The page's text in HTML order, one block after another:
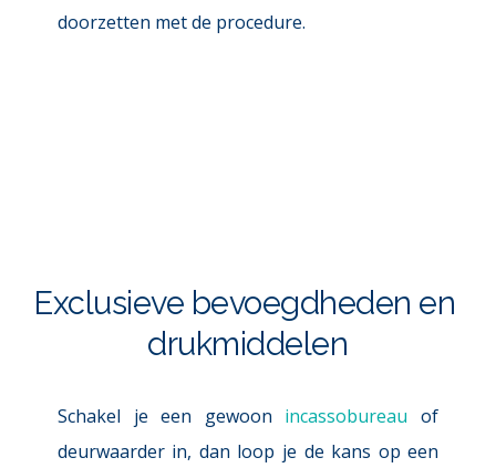
doorzetten met de procedure.
Exclusieve bevoegdheden en
drukmiddelen
Schakel je een gewoon incassobureau of
deurwaarder in, dan loop je de kans op een